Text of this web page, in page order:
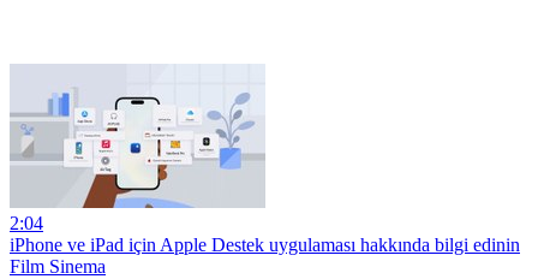
2:04
iPhone ve iPad için Apple Destek uygulaması hakkında bilgi edinin
Film Sinema